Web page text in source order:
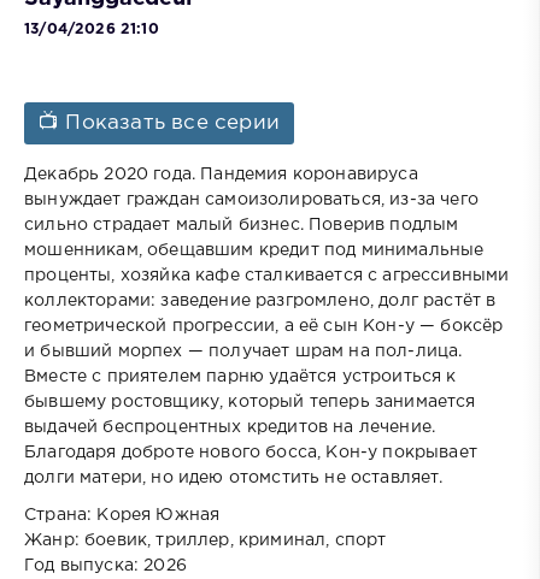
13/04/2026 21:10
📺 Показать все серии
Декабрь 2020 года. Пандемия коронавируса
вынуждает граждан самоизолироваться, из-за чего
сильно страдает малый бизнес. Поверив подлым
мошенникам, обещавшим кредит под минимальные
проценты, хозяйка кафе сталкивается с агрессивными
коллекторами: заведение разгромлено, долг растёт в
геометрической прогрессии, а её сын Кон-у — боксёр
и бывший морпех — получает шрам на пол-лица.
Вместе с приятелем парню удаётся устроиться к
бывшему ростовщику, который теперь занимается
выдачей беспроцентных кредитов на лечение.
Благодаря доброте нового босса, Кон-у покрывает
долги матери, но идею отомстить не оставляет.
Страна: Корея Южная
Жанр: боевик, триллер, криминал, спорт
Год выпуска: 2026